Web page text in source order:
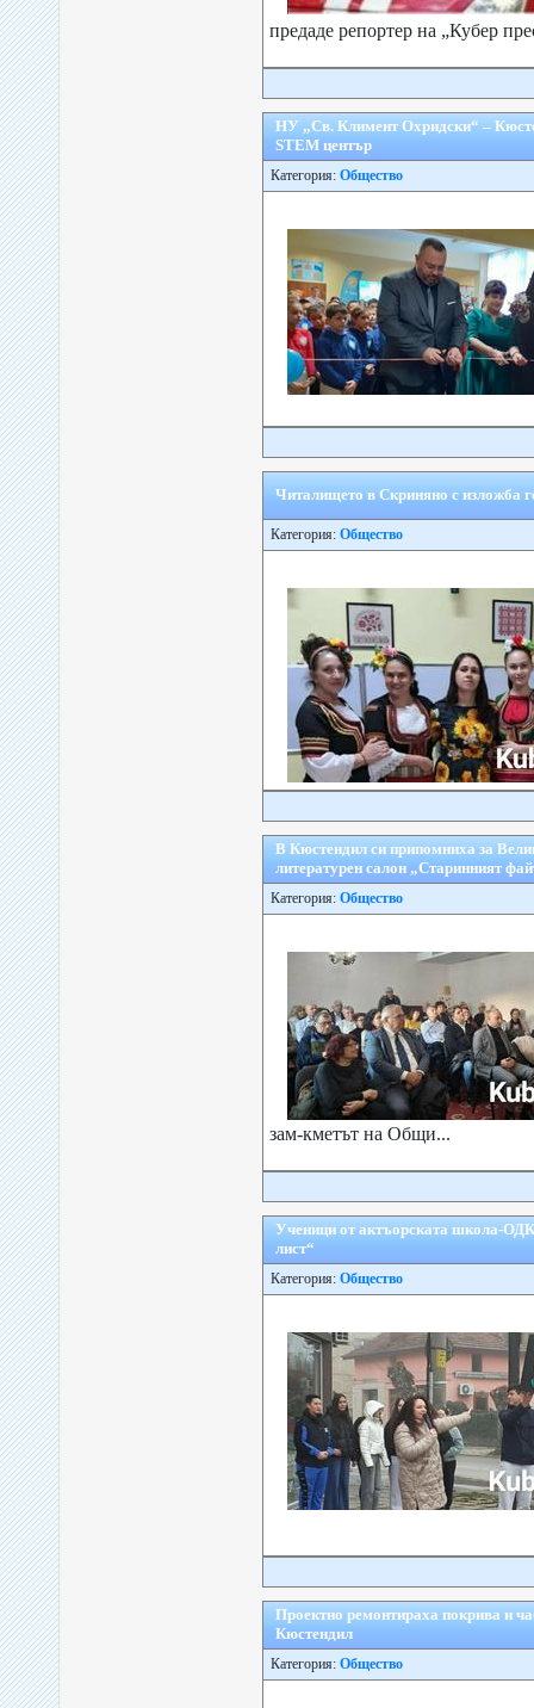
предаде репортер на „Кубер
НУ „Св. Климент Охридски“ –
STEM център
Категория: Общество
Читалището в Скриняно с изложба
Категория: Общество
В Кюстендил си припомниха за
литературен салон „Старинният
Категория: Общество
зам-кметът на Общи...
Ученици от актъорската школа-
лист“
Категория: Общество
Проектно ремонтираха покрива и
Кюстендил
Категория: Общество